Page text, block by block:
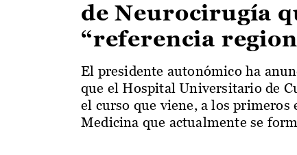
de Neurocirugía
“referencia
El presidente autonómico ha
que el Hospital Universitario de
el curso que viene, a los primeros
Medicina que actualmente se